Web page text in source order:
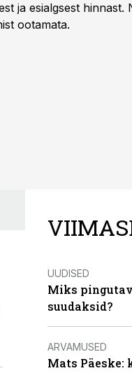
ja esialgsest hinnast.
ootamata.
UUDISED
Miks
suudaksid?
ARVAMUSED
Mats Päeske: